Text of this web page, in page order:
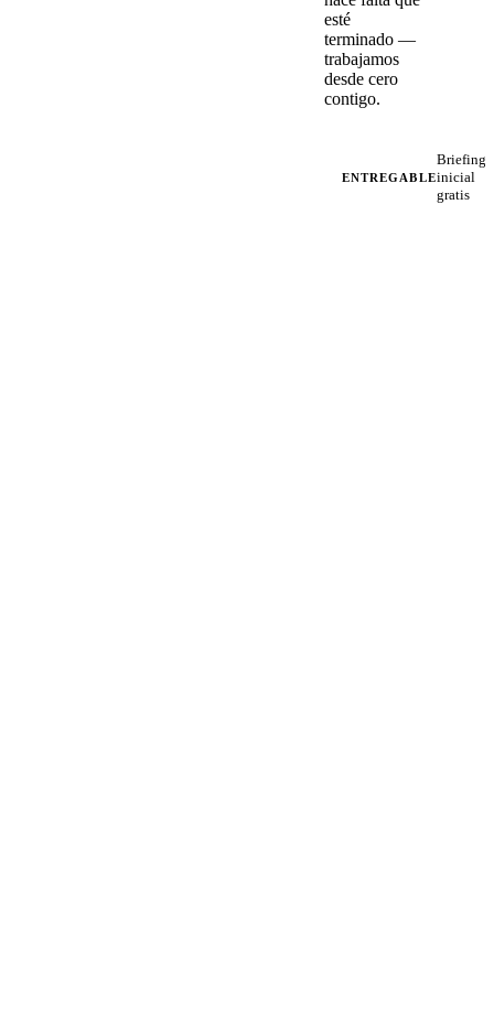
esté
terminado —
trabajamos
desde cero
contigo.
ENTREGABLE
Briefing
inicial
gratis